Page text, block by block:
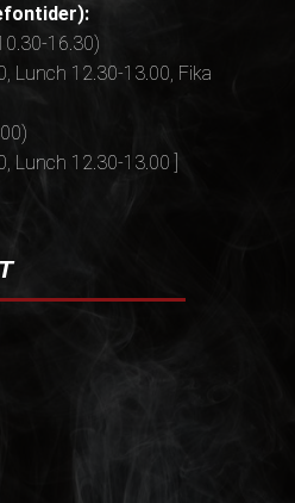
16.30)
Lunch 12.30-13.00, Fika
Lunch 12.30-13.00 ]